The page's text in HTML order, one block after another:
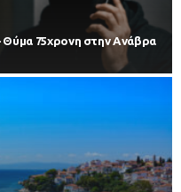
75χρονη στην Ανάβρα